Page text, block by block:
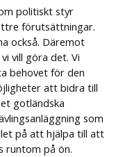
politiskt styr
förutsättningar.
också. Däremot
vill göra det. Vi
behovet för den
att bidra till
gotländska
som
på att hjälpa till att
runtom på ön.